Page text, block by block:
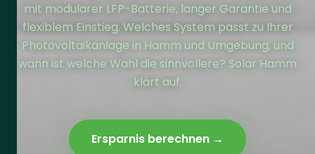
mit modularer LFP-Batterie, langer Garantie und
flexiblem Einstieg. Welches System passt zu Ihrer
Photovoltaikanlage in Hamm und Umgebung, und
wann ist welche Wahl die sinnvollere? Solar Hamm
klärt auf.
Ersparnis berechnen →